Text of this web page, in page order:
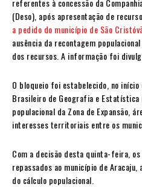
referentes à concessão da
(Deso), após apresentação de recurso.
a pedido do município de São
ausência da recontagem
dos recursos. A informação foi
O bloqueio foi estabelecido, no
Brasileiro de Geografia e Estatística
populacional da Zona de Expansão,
interesses territoriais entre os
Com a decisão desta quinta-feira,
repassados ao município de Aracaju,
do cálculo populacional.